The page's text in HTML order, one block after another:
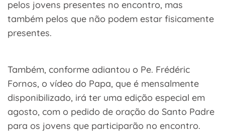
pelos jovens presentes no encontro, mas
também pelos que não podem estar fisicamente
presentes.
Também, conforme adiantou o Pe. Frédéric
Fornos, o vídeo do Papa, que é mensalmente
disponibilizado, irá ter uma edição especial em
agosto, com o pedido de oração do Santo Padre
para os jovens que participarão no encontro.